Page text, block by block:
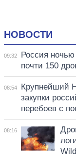
НОВОСТИ
09:32
Россия
почти 150
08:54
Крупнейший
закупки
перебоев с
08:16